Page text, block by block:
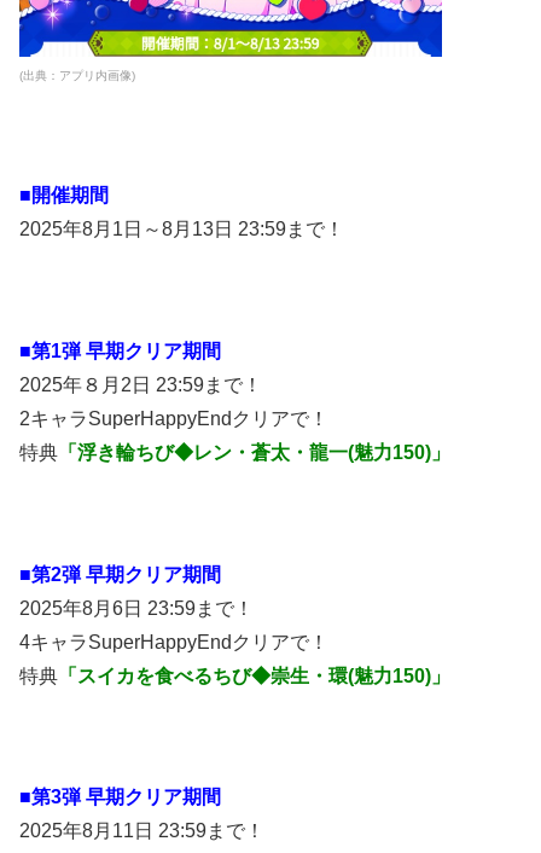
(出典：アプリ内画像)
■開催期間
2025年8月1日～8月13日 23:59まで！
■第1弾 早期クリア期間
2025年８月2日 23:59まで！
2キャラSuperHappyEndクリアで！
特典 「浮き輪ちび◆レン・蒼太・龍一(魅力150)」
■第2弾 早期クリア期間
2025年8月6日 23:59まで！
4キャラSuperHappyEndクリアで！
特典 「スイカを食べるちび◆崇生・環(魅力150)」
■第3弾 早期クリア期間
2025年8月11日 23:59まで！